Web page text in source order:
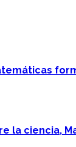
la ciencia,